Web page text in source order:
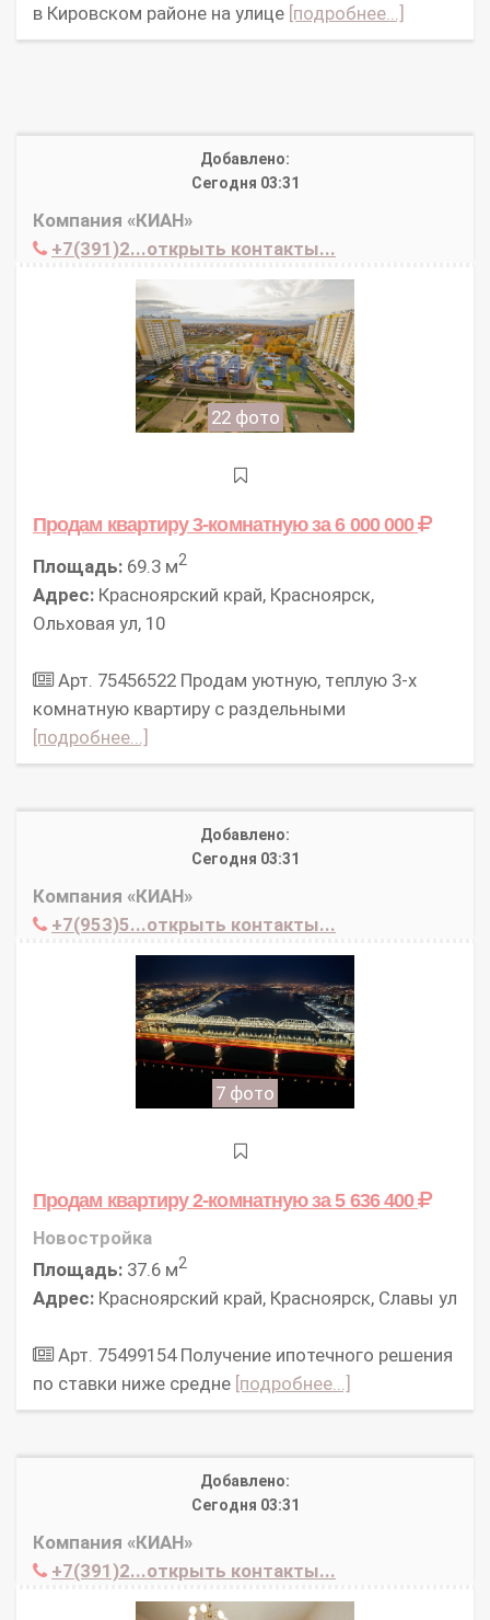
в Кировском районе на улице [подробнее...]
Добавлено:
Сегодня 03:31
Компания «КИАН»
+7(391)2...открыть контакты...
22 фото
Продам квартиру 3-комнатнуюза 6 000 000
Площадь: 69.3 м2
Адрес: Красноярский край, Красноярск,
Ольховая ул, 10
Арт. 75456522 Продaм уютную, тeплую 3-x
комнатную квартиру с раздельными
[подробнее...]
Добавлено:
Сегодня 03:31
Компания «КИАН»
+7(953)5...открыть контакты...
7 фото
Продам квартиру 2-комнатнуюза 5 636 400
Новостройка
Площадь: 37.6 м2
Адрес: Красноярский край, Красноярск, Славы ул
Арт. 75499154 Получение ипотечного решения
по ставки ниже средне [подробнее...]
Добавлено:
Сегодня 03:31
Компания «КИАН»
+7(391)2...открыть контакты...